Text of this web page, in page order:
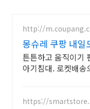
http://
몽슈레 쿠팡 내일
튼튼하고 움직이기
아기침대. 로켓배송
쿠팡에서!
https://